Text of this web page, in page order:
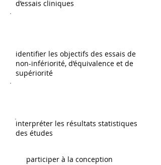
d’essais cliniques
identifier les objectifs des essais de
non-infériorité, d’équivalence et de
supériorité
interpréter les résultats statistiques
des études
participer à la conception